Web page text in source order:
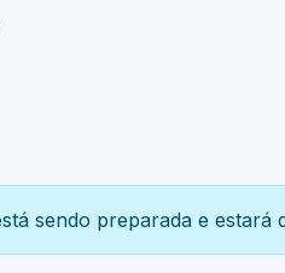
sendo preparada e estará